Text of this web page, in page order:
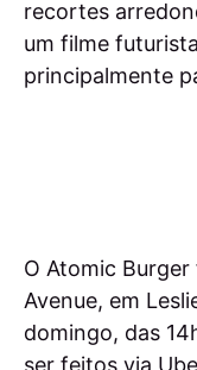
recortes
um filme
principalmente
O Atomic
Avenue, em
domingo, das
ser feitos via